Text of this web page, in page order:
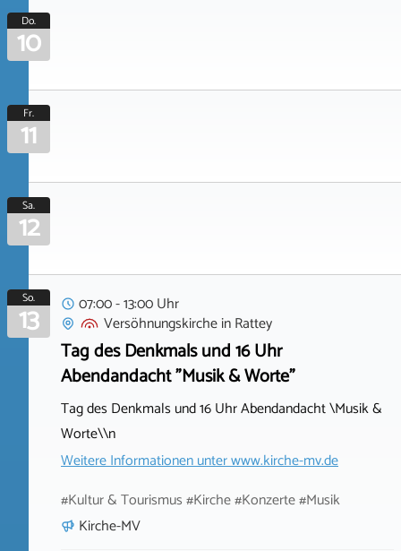
Do.
10
Fr.
11
Sa.
12
So.
13
07:00 - 13:00 Uhr
VersöhnungskircheinRattey
Tag des Denkmals und 16 Uhr
Abendandacht "Musik & Worte"
Tag des Denkmals und 16 Uhr Abendandacht \Musik &
Worte\\n
Weitere Informationen unterwww.kirche-mv.de
#Kultur & Tourismus #Kirche #Konzerte #Musik
Kirche-MV